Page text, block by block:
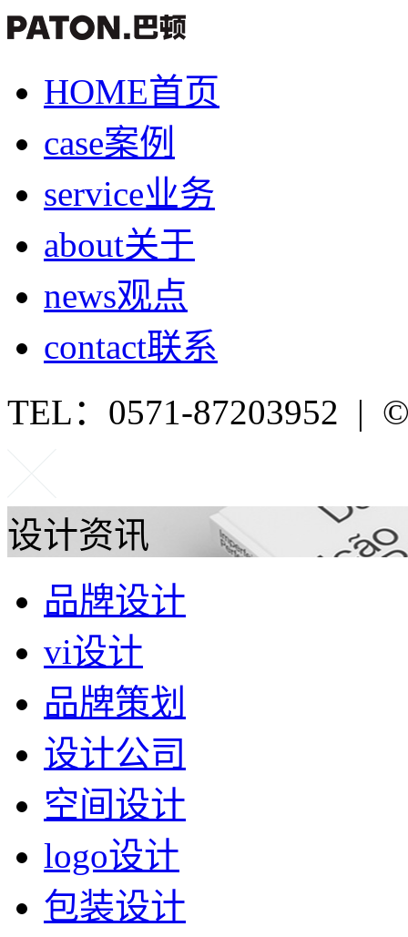
HOME首页
case案例
service业务
about关于
news观点
contact联系
TEL：0571-87203952 |
设计资讯
品牌设计
vi设计
品牌策划
设计公司
空间设计
logo设计
包装设计